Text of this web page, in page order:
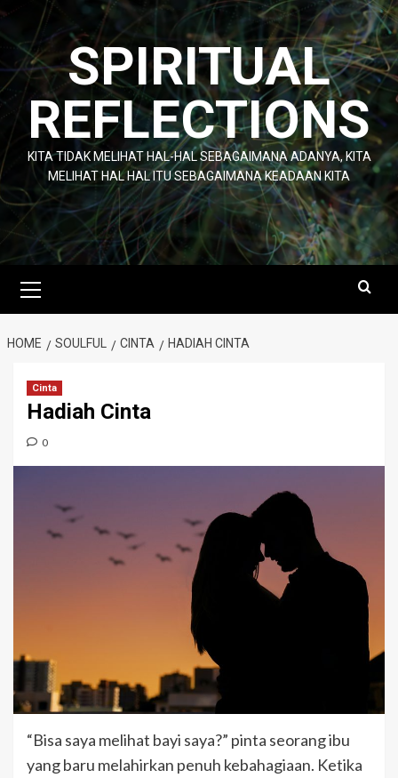
Skip
content
SPIRITUAL
REFLECTIONS
KITA TIDAK MELIHAT HAL-HAL SEBAGAIMANA ADANYA, KITA
MELIHAT HAL HAL ITU SEBAGAIMANA KEADAAN KITA
Menu
HOME SOULFUL CINTA HADIAH CINTA
Cinta
Hadiah Cinta
0
“Bisa saya melihat bayi saya?” pinta seorang ibu
yang baru melahirkan penuh kebahagiaan. Ketika